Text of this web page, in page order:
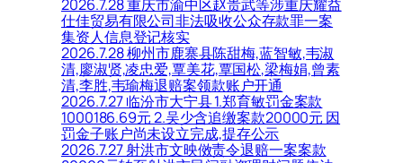
2026.7.28 重庆市渝中区赵贵武等涉重庆耀益
仕佳贸易有限公司非法吸收公众存款罪一案
集资人信息登记核实
2026.7.28 柳州市鹿寨县陈甜梅,蓝智敏,韦淑
清,廖淑贤,凌忠爱,覃美花,覃国松,梁梅娟,曾素
清,李胜,韦瑜梅退赔案领款账户开通
2026.7.27 临汾市大宁县 1.郑育敏罚金案款
1000186.69元 2.吴少含追缴案款20000元 因
罚金子账户尚未设立完成,提存公示
2026.7.27 射洪市文映傚责令退赔一案案款